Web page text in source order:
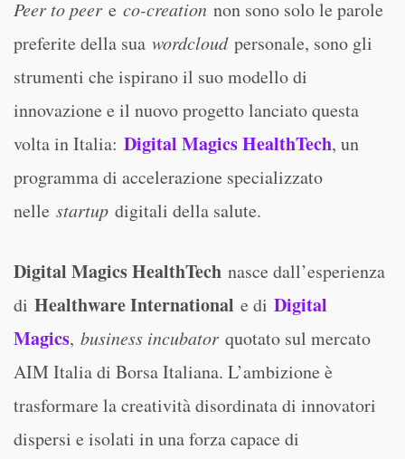
Peer to peer e co-creation non sono solo le parole
preferite della sua wordcloudpersonale, sono gli
strumenti che ispirano il suo modello di
innovazione e il nuovo progetto lanciato questa
volta in Italia: Digital Magics HealthTech, un
programma di accelerazione specializzato
nelle startup digitali della salute.
Digital Magics HealthTech nasce dall’esperienza
di Healthware International e di Digital
Magics, business incubator quotato sul mercato
AIM Italia di Borsa Italiana. L’ambizione è
trasformare la creatività disordinata di innovatori
dispersi e isolati in una forza capace di